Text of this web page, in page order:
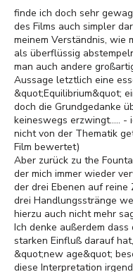
finde ich doch sehr
des Films auch simpler
meinem Verständnis, wie
als überflüssig
man auch andere
Aussage letztlich eine
&quot;Equilibrium&quot;
doch die Grundgedanke
keineswegs erzwingt..... -
nicht von der Thematik
Film bewertet)
Aber zurück zu the
der mich immer wieder
der drei Ebenen auf reine
drei Handlungsstränge
hierzu auch nicht mehr
Ich denke außerdem
starken Einfluß darauf
&quot;new age&quot;
diese Interpretation